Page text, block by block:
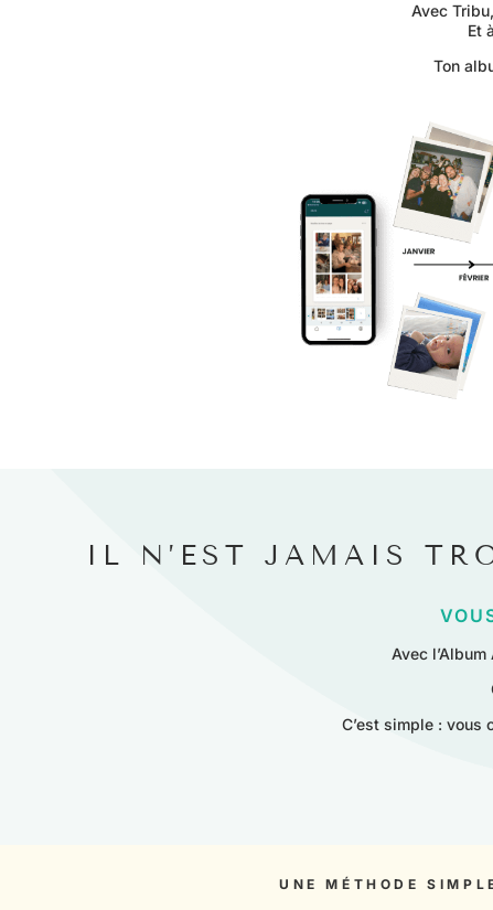
Avec
Et
Ton
IL N’EST JAMAIS
Avec
C’est simple : vous
UNE MÉTHODE